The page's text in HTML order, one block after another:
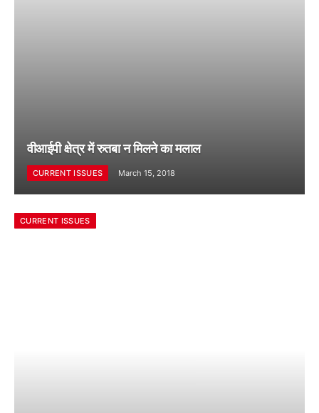
वीआईपी क्षेत्र में रुतबा न मिलने का मलाल
CURRENT ISSUES March 15, 2018
CURRENT ISSUES